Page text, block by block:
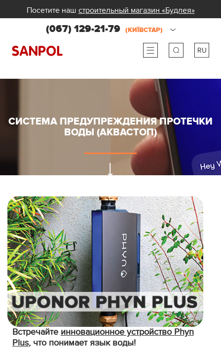
Посетите наш строительный магазин «Будлея»
(067) 129-21-79 (КИЇВСТАР)
RU
ua
СИСТЕМА ПРЕДУПРЕЖДЕНИЯ ПРОТЕЧКИ
ВОДЫ (АКВАСТОП)
Встречайте инновационное устройство Phyn
Plus, что понимает язык воды!